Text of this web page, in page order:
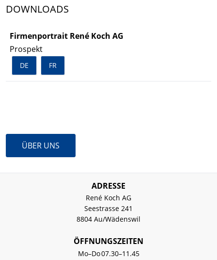
DOWNLOADS
Firmenportrait René Koch AG
Prospekt
DE FR
ÜBER UNS
ADRESSE
René Koch AG
Seestrasse 241
8804 Au/Wädenswil
ÖFFNUNGSZEITEN
Mo–Do07.30–11.45